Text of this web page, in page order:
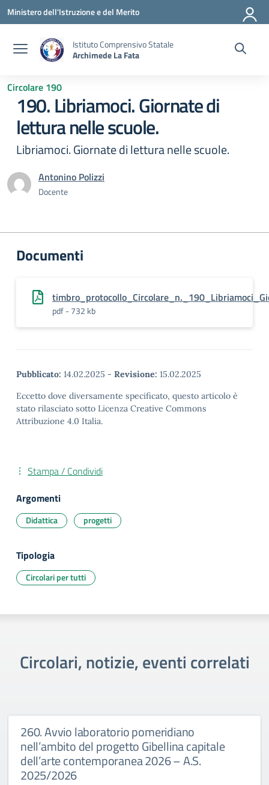
Vai ai contenuti
Vai al menu di navigazione
Vai al footer
Ministero dell'Istruzione e del Merito
Istituto Comprensivo Statale
Archimede La Fata
Circolare 190
190. Libriamoci. Giornate di
lettura nelle scuole.
Libriamoci. Giornate di lettura nelle scuole.
Antonino Polizzi
Docente
Documenti
pdf - 732 kb
Pubblicato: 14.02.2025 - Revisione: 15.02.2025
Eccetto dove diversamente specificato, questo articolo è
stato rilasciato sotto Licenza Creative Commons
Attribuzione 4.0 Italia.
Stampa / Condividi
Argomenti
Didattica progetti
Tipologia
Circolari per tutti
Circolari, notizie, eventi correlati
260. Avvio laboratorio pomeridiano
nell’ambito del progetto Gibellina capitale
dell’arte contemporanea 2026 – A.S.
2025/2026